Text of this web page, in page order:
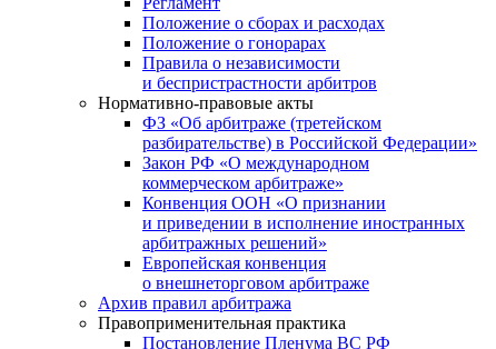
Положение о сборах и расходах
Положение о гонорарах
Правила о независимости
и беспристрастности арбитров
Нормативно-правовые акты
ФЗ «Об арбитраже (третейском
разбирательстве) в Российской Федерации»
Закон РФ «О международном
коммерческом арбитраже»
Конвенция ООН «О признании
и приведении в исполнение иностранных
арбитражных решений»
Европейская конвенция
о внешнеторговом арбитраже
Архив правил арбитража
Правоприменительная практика
Постановление Пленума ВС РФ